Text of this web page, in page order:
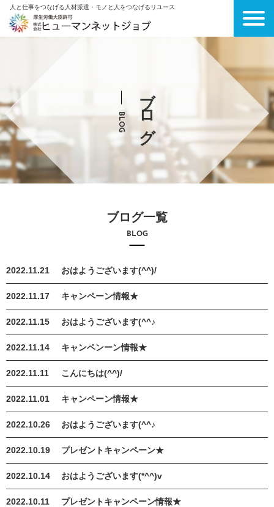
人と仕事をつなげる人材派遣・モノと人をつなげるリユース
BLOG ブログ
ブログ一覧
BLOG
2022.11.21 おはようございます(^^)/
2022.11.17 キャンペーン情報★
2022.11.15 おはようございます(^^♪
2022.11.14 キャンペンーン情報★
2022.11.11 こんにちは(^^)/
2022.11.01 キャンペーン情報★
2022.10.26 おはようございます(^^♪
2022.10.19 プレゼントキャンペーン★
2022.10.14 おはようございます(*^^)v
2022.10.11 プレゼントキャンペーン情報★